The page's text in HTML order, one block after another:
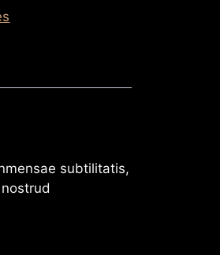
subtilitatis,